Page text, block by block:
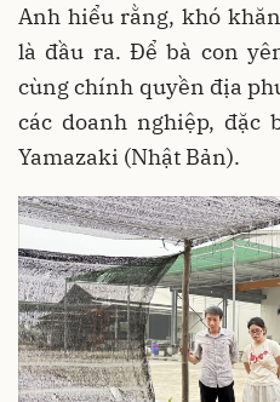
Anh hiểu rằng, khó
là đầu ra. Để bà con
cùng chính quyền địa
các doanh nghiệp, đặc
Yamazaki (Nhật Bản).